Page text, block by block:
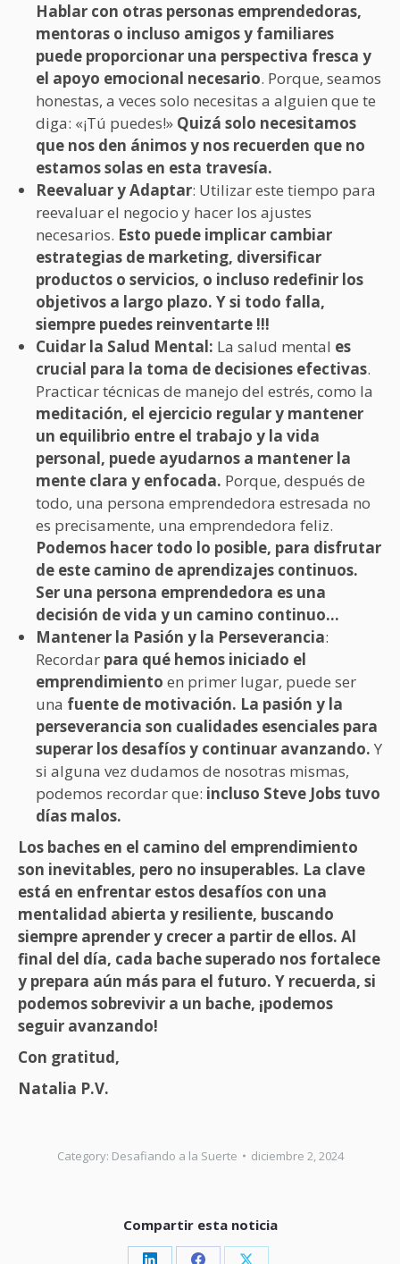
Hablar con otras personas emprendedoras,
mentoras o incluso amigos y familiares
puede proporcionar una perspectiva fresca y
el apoyo emocional necesario. Porque, seamos
honestas, a veces solo necesitas a alguien que te
diga: «¡Tú puedes!» Quizá solo necesitamos
que nos den ánimos y nos recuerden que no
estamos solas en esta travesía.
Reevaluar y Adaptar: Utilizar este tiempo para
reevaluar el negocio y hacer los ajustes
necesarios. Esto puede implicar cambiar
estrategias de marketing, diversificar
productos o servicios, o incluso redefinir los
objetivos a largo plazo. Y si todo falla,
siempre puedes reinventarte !!!
Cuidar la Salud Mental: La salud mental es
crucial para la toma de decisiones efectivas.
Practicar técnicas de manejo del estrés, como la
meditación, el ejercicio regular y mantener
un equilibrio entre el trabajo y la vida
personal, puede ayudarnos a mantener la
mente clara y enfocada. Porque, después de
todo, una persona emprendedora estresada no
es precisamente, una emprendedora feliz.
Podemos hacer todo lo posible, para disfrutar
de este camino de aprendizajes continuos.
Ser una persona emprendedora es una
decisión de vida y un camino continuo…
Mantener la Pasión y la Perseverancia:
Recordar para qué hemos iniciado el
emprendimiento en primer lugar, puede ser
una fuente de motivación. La pasión y la
perseverancia son cualidades esenciales para
superar los desafíos y continuar avanzando. Y
si alguna vez dudamos de nosotras mismas,
podemos recordar que: incluso Steve Jobs tuvo
días malos.
Los baches en el camino del emprendimiento
son inevitables, pero no insuperables. La clave
está en enfrentar estos desafíos con una
mentalidad abierta y resiliente, buscando
siempre aprender y crecer a partir de ellos. Al
final del día, cada bache superado nos fortalece
y prepara aún más para el futuro. Y recuerda, si
podemos sobrevivir a un bache, ¡podemos
seguir avanzando!
Con gratitud,
Natalia P.V.
Category: Desafiando a la Suerte diciembre 2, 2024
Compartir esta noticia